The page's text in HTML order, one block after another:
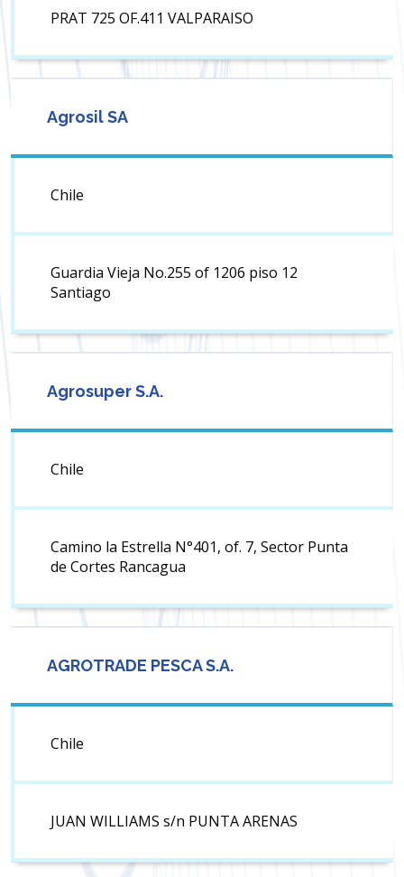
PRAT 725 OF.411 VALPARAISO
Agrosil SA
Chile
Guardia Vieja No.255 of 1206 piso 12
Santiago
Agrosuper S.A.
Chile
Camino la Estrella N°401, of. 7, Sector Punta
de Cortes Rancagua
AGROTRADE PESCA S.A.
Chile
JUAN WILLIAMS s/n PUNTA ARENAS